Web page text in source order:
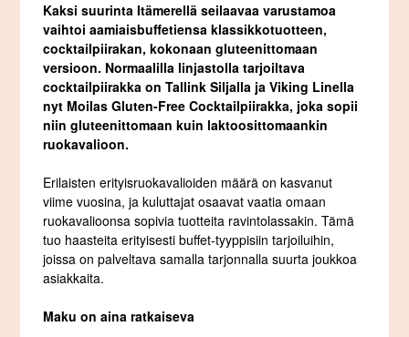
Kaksi suurinta Itämerellä seilaavaa varustamoa
vaihtoi aamiaisbuffetiensa klassikkotuotteen,
cocktailpiirakan, kokonaan gluteenittomaan
versioon. Normaalilla linjastolla tarjoiltava
cocktailpiirakka on Tallink Siljalla ja Viking Linella
nyt Moilas Gluten-Free Cocktailpiirakka, joka sopii
niin gluteenittomaan kuin laktoosittomaankin
ruokavalioon.
Erilaisten erityisruokavalioiden määrä on kasvanut
viime vuosina, ja kuluttajat osaavat vaatia omaan
ruokavalioonsa sopivia tuotteita ravintolassakin. Tämä
tuo haasteita erityisesti buffet-tyyppisiin tarjoiluihin,
joissa on palveltava samalla tarjonnalla suurta joukkoa
asiakkaita.
Maku on aina ratkaiseva